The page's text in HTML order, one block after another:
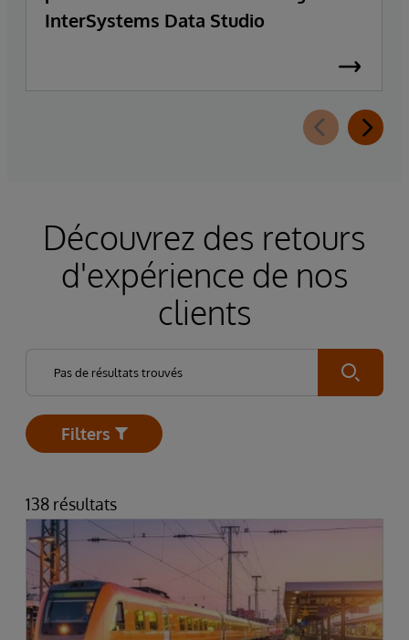
InterSystems Data Studio
Découvrez des retours
d'expérience de nos
clients
Submit
Open
Filters
138 résultats